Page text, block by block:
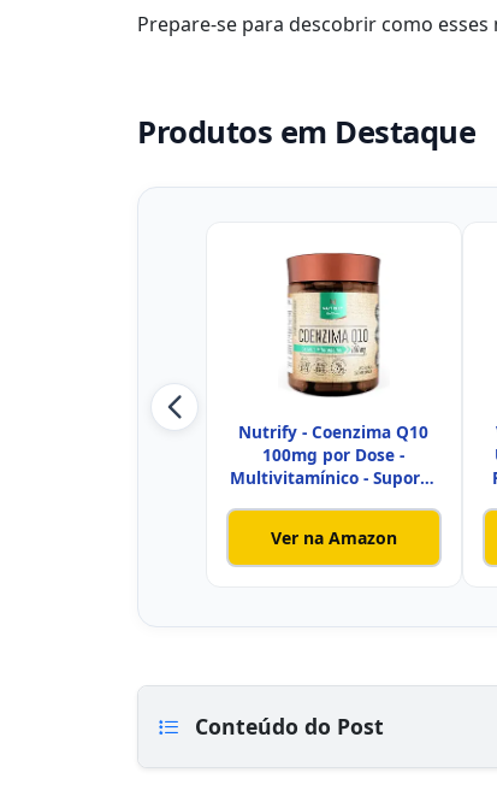
Prepare-se para descobrir como
Produtos em Destaque
Nutrify - Coenzima Q10
100mg por Dose -
Multivitamínico - Suporte
Ver na Amazon
Conteúdo do Post